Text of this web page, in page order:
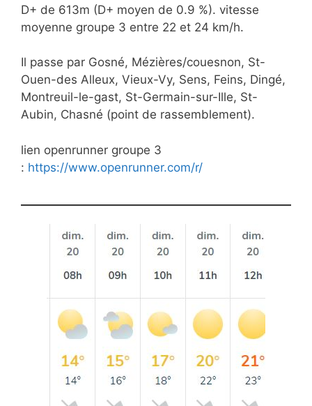
D+ de 613m (D+ moyen de 0.9 %). vitesse
moyenne groupe 3 entre 22 et 24 km/h.
Il passe par Gosné, Mézières/couesnon, St-
Ouen-des Alleux, Vieux-Vy, Sens, Feins, Dingé,
Montreuil-le-gast, St-Germain-sur-Ille, St-
Aubin, Chasné (point de rassemblement).
lien openrunner groupe 3
: https://www.openrunner.com/r/